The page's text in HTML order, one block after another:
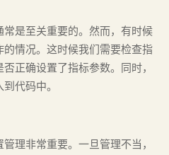
常是至关重要的。然而，有时候
情况。这时候我们需要检查指
正确设置了指标参数。同时，
代码中。
理非常重要。一旦管理不当，